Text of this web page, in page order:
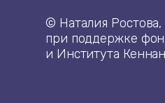
© Наталия Ростова,
при поддержке
и Института